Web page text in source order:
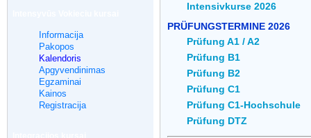
Informacija
Pakopos
Kalendoris
Apgyvendinimas
Egzaminai
Kainos
Registracija
Intensivkurse 2026
PRÜFUNGSTERMINE 2026
Prüfung A1 / A2
Prüfung B1
Prüfung B2
Prüfung C1
Prüfung C1-Hochschule
Prüfung DTZ